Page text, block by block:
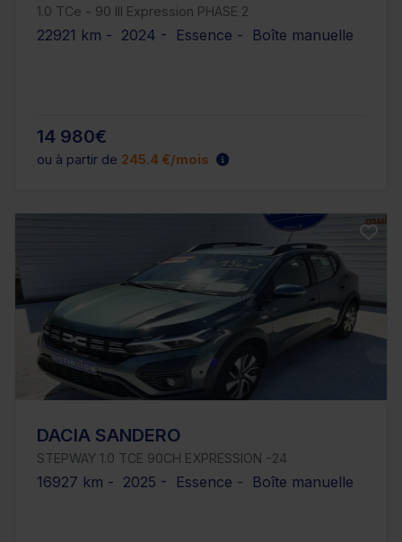
1.0 TCe - 90 III Expression PHASE 2
22921 km - 2024 - Essence - Boîte manuelle
14 980€
ou à partir de 245.4 €/mois
DACIA SANDERO
STEPWAY 1.0 TCE 90CH EXPRESSION -24
16927 km - 2025 - Essence - Boîte manuelle